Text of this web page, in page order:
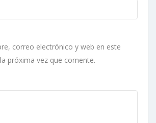
correo electrónico y web en este
próxima vez que comente.